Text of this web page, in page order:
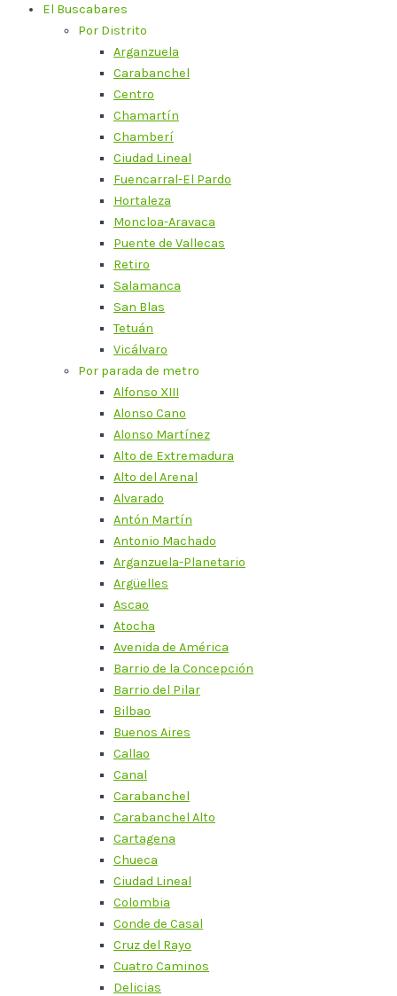
El Buscabares
Por Distrito
Arganzuela
Carabanchel
Centro
Chamartín
Chamberí
Ciudad Lineal
Fuencarral-El Pardo
Hortaleza
Moncloa-Aravaca
Puente de Vallecas
Retiro
Salamanca
San Blas
Tetuán
Vicálvaro
Por parada de metro
Alfonso XIII
Alonso Cano
Alonso Martínez
Alto de Extremadura
Alto del Arenal
Alvarado
Antón Martín
Antonio Machado
Arganzuela-Planetario
Argüelles
Ascao
Atocha
Avenida de América
Barrio de la Concepción
Barrio del Pilar
Bilbao
Buenos Aires
Callao
Canal
Carabanchel
Carabanchel Alto
Cartagena
Chueca
Ciudad Lineal
Colombia
Conde de Casal
Cruz del Rayo
Cuatro Caminos
Delicias